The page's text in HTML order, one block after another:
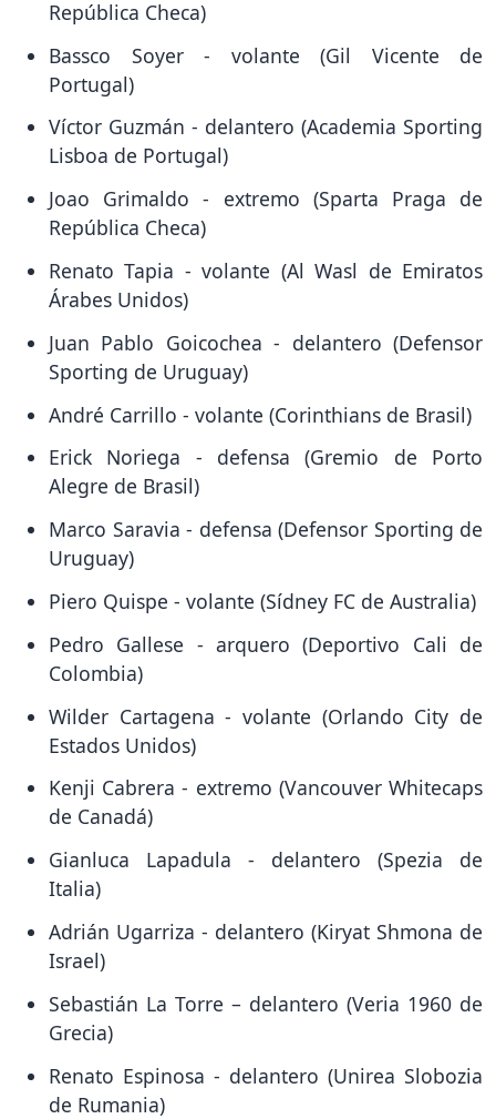
República Checa)
Bassco Soyer - volante (Gil Vicente de
Portugal)
Víctor Guzmán - delantero (Academia Sporting
Lisboa de Portugal)
Joao Grimaldo - extremo (Sparta Praga de
República Checa)
Renato Tapia - volante (Al Wasl de Emiratos
Árabes Unidos)
Juan Pablo Goicochea - delantero (Defensor
Sporting de Uruguay)
André Carrillo - volante (Corinthians de Brasil)
Erick Noriega - defensa (Gremio de Porto
Alegre de Brasil)
Marco Saravia - defensa (Defensor Sporting de
Uruguay)
Piero Quispe - volante (Sídney FC de Australia)
Pedro Gallese - arquero (Deportivo Cali de
Colombia)
Wilder Cartagena - volante (Orlando City de
Estados Unidos)
Kenji Cabrera - extremo (Vancouver Whitecaps
de Canadá)
Gianluca Lapadula - delantero (Spezia de
Italia)
Adrián Ugarriza - delantero (Kiryat Shmona de
Israel)
Sebastián La Torre – delantero (Veria 1960 de
Grecia)
Renato Espinosa - delantero (Unirea Slobozia
de Rumania)